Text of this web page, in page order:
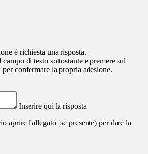
è richiesta una risposta.
di testo sottostante e premere sul
confermare la propria adesione.
Inserire qui la risposta
aprire l'allegato (se presente) per dare la